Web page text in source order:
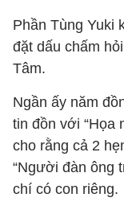
Phần Tùng Yuki
đặt dấu chấm
Tâm.
Ngần ấy năm
tin đồn với “Họa
cho rằng cả 2
“Người đàn ông
chí có con riêng.